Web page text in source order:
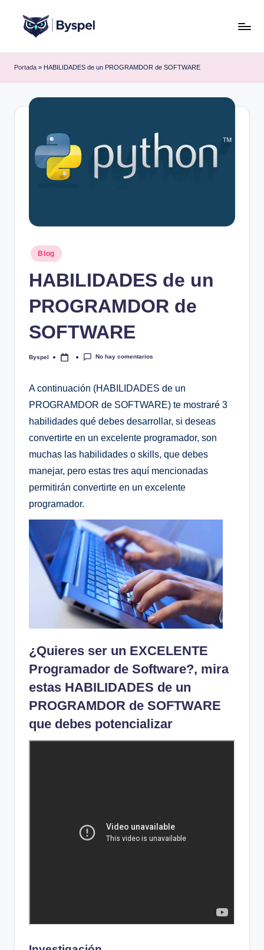
contenido
y
s
p
Portada » HABILIDADES de un PROGRAMDOR de SOFTWARE
Publicado
en
Blog
HABILIDADES de un
PROGRAMDOR de
SOFTWARE
Publicado
Byspel No hay comentarios
A continuación (HABILIDADES de un
PROGRAMDOR de SOFTWARE) te mostraré 3
habilidades qué debes desarrollar, si deseas
convertirte en un excelente programador, son
muchas las habilidades o skills, que debes
manejar, pero estas tres aquí mencionadas
permitirán convertirte en un excelente
programador.
¿Quieres ser un EXCELENTE
Programador de Software?, mira
estas HABILIDADES de un
PROGRAMDOR de SOFTWARE
que debes potencializar